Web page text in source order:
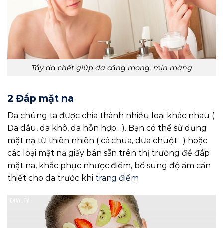
Tẩy da chết giúp da căng mọng, mịn màng
2 Đắp mặt na
Da chúng ta được chia thành nhiều loại khác nhau (
Da dầu, da khô, da hỗn hợp…). Bạn có thể sử dụng
mặt nạ từ thiên nhiên ( cà chua, dưa chuột…) hoặc
các loại mặt nạ giấy bán sẵn trên thị trường để đắp
mặt na, khắc phục nhược điểm, bổ sung độ ẩm cần
thiết cho da trước khi trang điểm